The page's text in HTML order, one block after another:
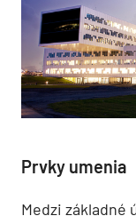
Prvky umenia
Medzi základné